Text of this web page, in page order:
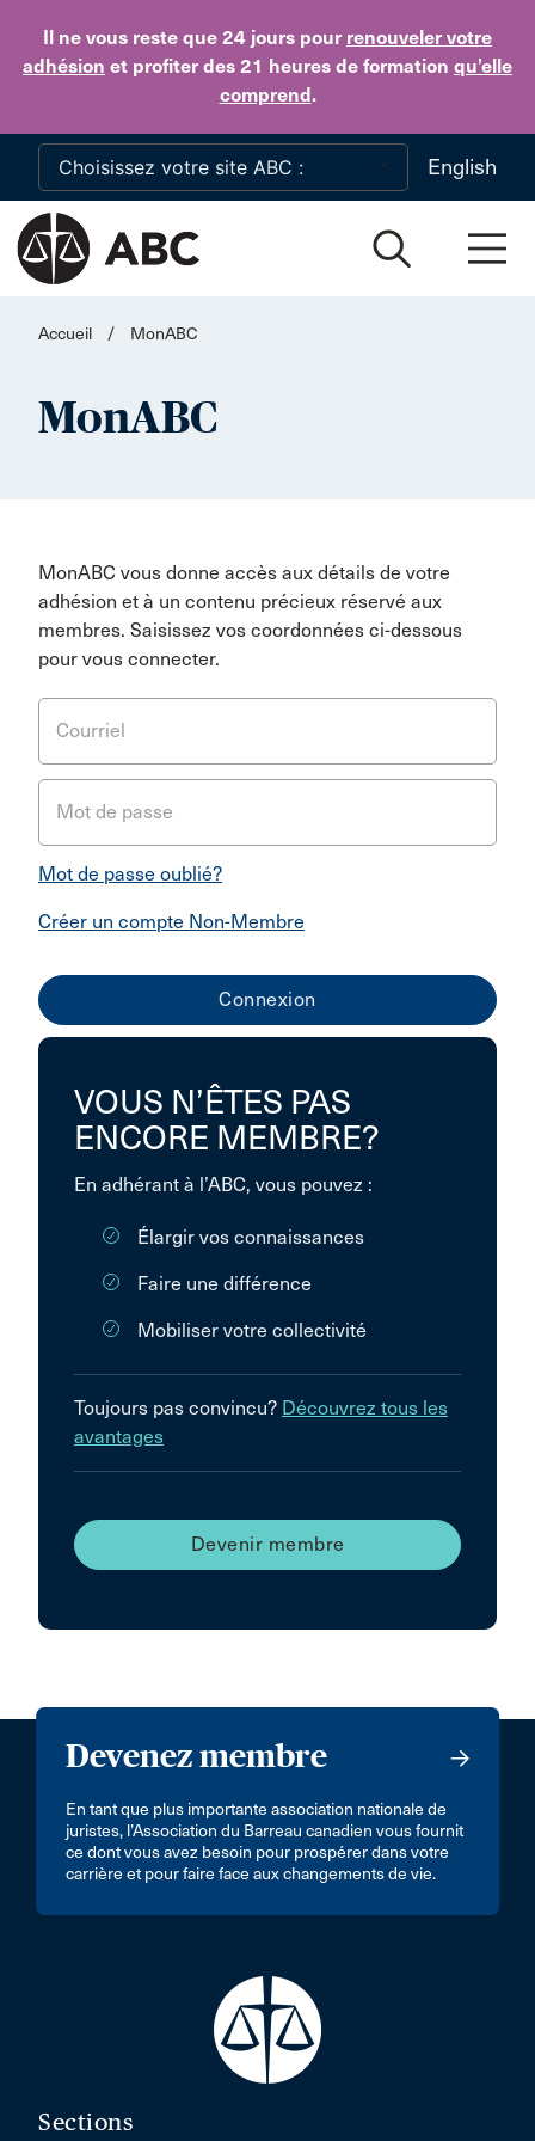
Il ne vous reste que 24 jours pour renouveler votre
adhésion et profiter des 21 heures de formation qu’elle
comprend.
Skip to main content
English
Accueil / MonABC
MonABC
MonABC vous donne accès aux détails de votre
adhésion et à un contenu précieux réservé aux
membres. Saisissez vos coordonnées ci-dessous
pour vous connecter.
Courriel
Mot de passe
Mot de passe oublié?
Créer un compte Non-Membre
VOUS N’ÊTES PAS
ENCORE MEMBRE?
En adhérant à l’ABC, vous pouvez :
Élargir vos connaissances
Faire une différence
Mobiliser votre collectivité
Toujours pas convincu? Découvrez tous les
avantages
Devenir membre
Devenez membre
En tant que plus importante association nationale de
juristes, l’Association du Barreau canadien vous fournit
ce dont vous avez besoin pour prospérer dans votre
carrière et pour faire face aux changements de vie.
Sections